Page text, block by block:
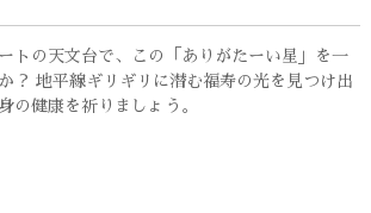
トの天文台で、この「ありがたーい星」を一
？ 地平線ギリギリに潜む福寿の光を見つけ出
の健康を祈りましょう。